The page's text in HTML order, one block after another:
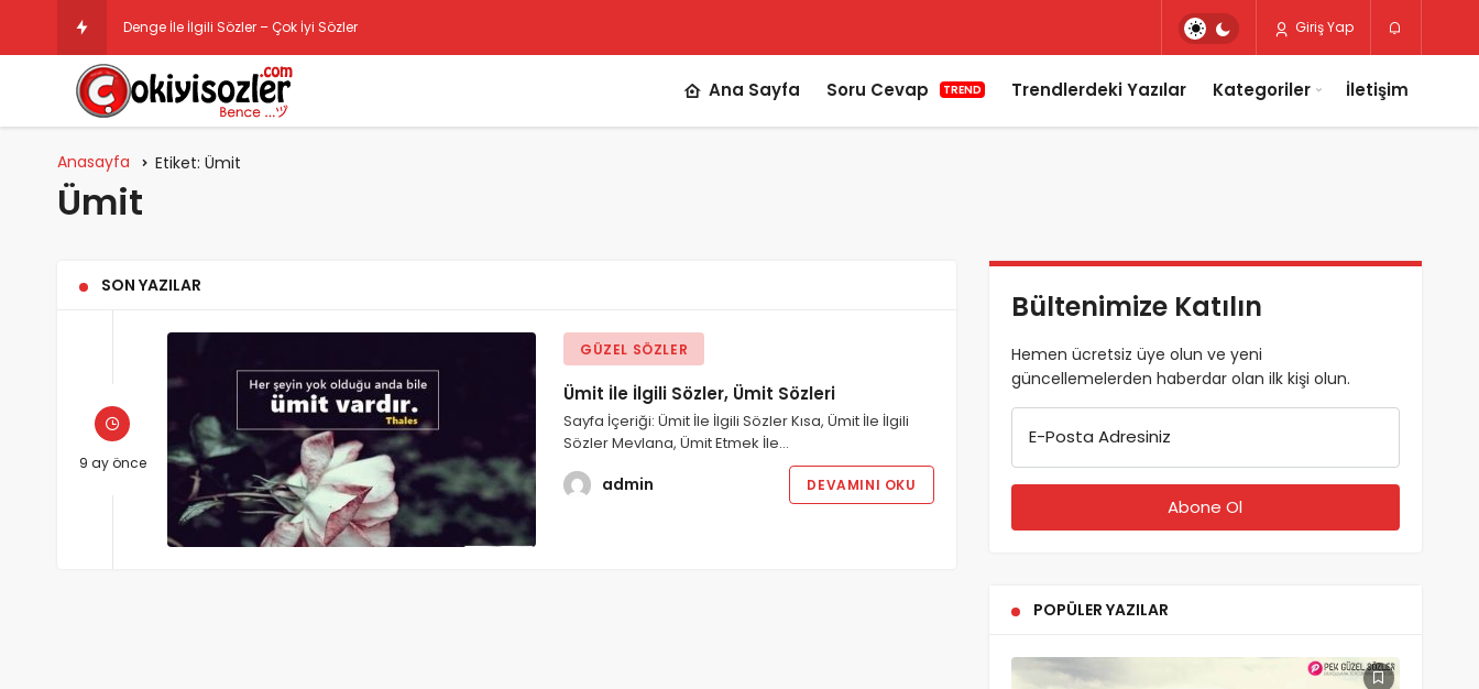
Denge İle İlgili Sözler – Çok İyi Sözler Giriş Yap
Ana Sayfa Soru Cevap TREND Trendlerdeki Yazılar Kategoriler İletişim
Anasayfa Etiket: Ümit
Ümit
SON YAZILAR
9 ay önce
GÜZEL SÖZLER
Ümit İle İlgili Sözler, Ümit Sözleri
Sayfa İçeriği: Ümit İle İlgili Sözler Kısa, Ümit İle İlgili
Sözler Mevlana, Ümit Etmek İle…
admin DEVAMINI OKU
Bültenimize Katılın
Hemen ücretsiz üye olun ve yeni
güncellemelerden haberdar olan ilk kişi olun.
E-Posta Adresiniz
POPÜLER YAZILAR